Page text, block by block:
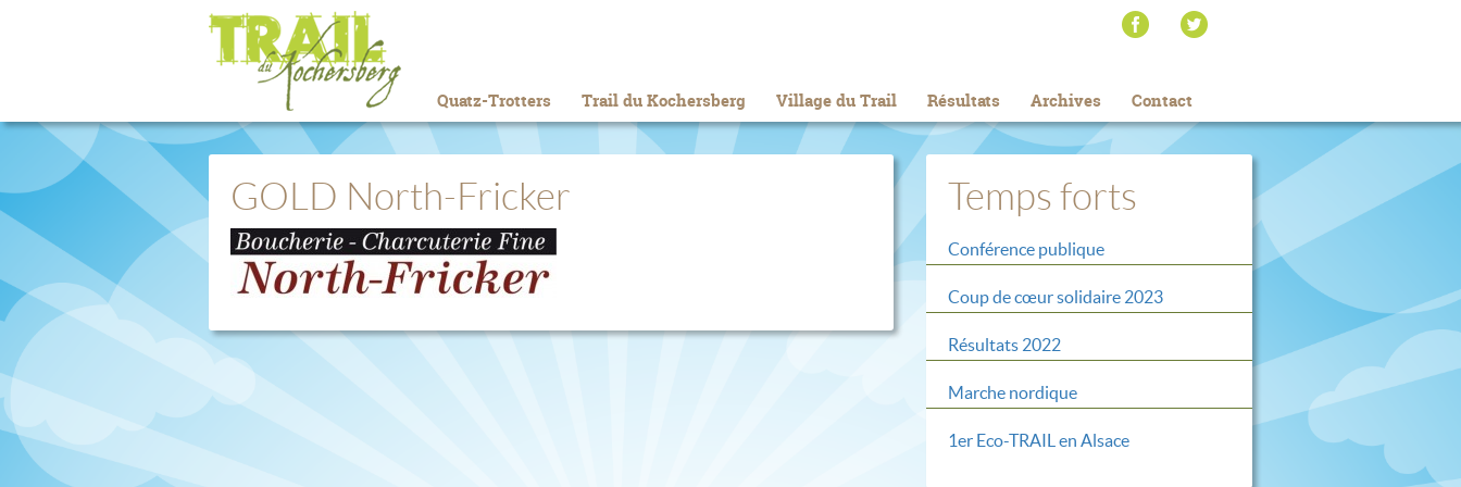
Quatz-Trotters Trail du Kochersberg Village du Trail Résultats Archives Contact
GOLD North-Fricker Temps forts
Conférence publique
Coup de cœur solidaire 2023
Résultats 2022
Marche nordique
1er Eco-TRAIL en Alsace